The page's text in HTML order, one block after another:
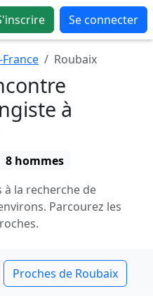
Se connecter
Roubaix
à
8 hommes
à la recherche de
Parcourez les
Proches de Roubaix